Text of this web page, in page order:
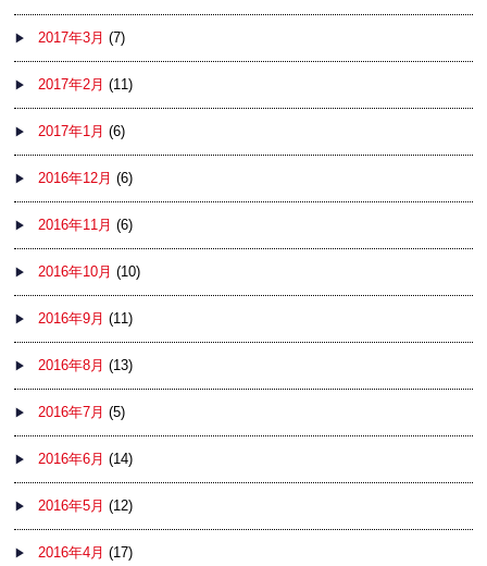
2017年3月 (7)
2017年2月 (11)
2017年1月 (6)
2016年12月 (6)
2016年11月 (6)
2016年10月 (10)
2016年9月 (11)
2016年8月 (13)
2016年7月 (5)
2016年6月 (14)
2016年5月 (12)
2016年4月 (17)